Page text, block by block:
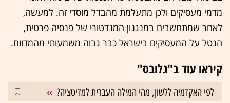
מדמי מעסיקים ולכן מתעלמת מהבדל מוסדי זה. למעשה,
לאחר שמתחשבים במנגנון המנדטורי של פנסיה פרטית,
הנטל על המעסיקים בישראל כבר גבוה משמעותי מהמדווח.
קיראו עוד ב"גלובס"
לפי האקדמיה ללשון, מהי המילה העברית למדיטציה?